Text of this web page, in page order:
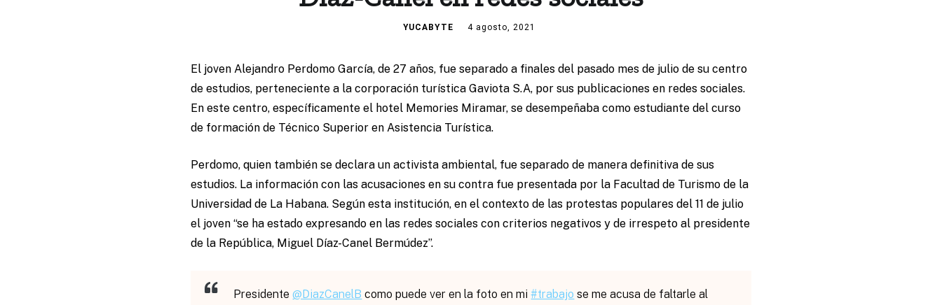
YUCABYTE 4 agosto, 2021
El joven Alejandro Perdomo García, de 27 años, fue separado a finales del pasado mes de julio de su centro
de estudios, perteneciente a la corporación turística Gaviota S.A, por sus publicaciones en redes sociales.
En este centro, específicamente el hotel Memories Miramar, se desempeñaba como estudiante del curso
de formación de Técnico Superior en Asistencia Turística.
Perdomo, quien también se declara un activista ambiental, fue separado de manera definitiva de sus
estudios. La información con las acusaciones en su contra fue presentada por la Facultad de Turismo de la
Universidad de La Habana. Según esta institución, en el contexto de las protestas populares del 11 de julio
el joven “se ha estado expresando en las redes sociales con criterios negativos y de irrespeto al presidente
de la República, Miguel Díaz-Canel Bermúdez”.
Presidente@DiazCanelB como puede ver en la foto en mi#trabajo se me acusa de faltarle al